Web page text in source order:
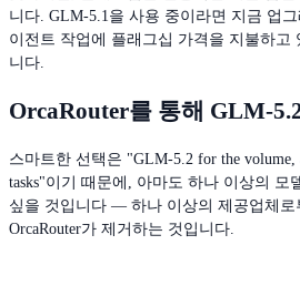
니다. GLM-5.1을 사용 중이라면 지금 업
이전트 작업에 플래그십 가격을 지불하고
니다.
OrcaRouter를 통해 GLM-
스마트한 선택은 "GLM-5.2 for the volume,
tasks"이기 때문에, 아마도 하나 이상의 모
싶을 것입니다 — 하나 이상의 제공업체로
OrcaRouter가 제거하는 것입니다.